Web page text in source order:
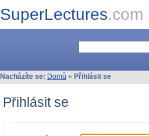
SuperLectures.com
Nacházíte se: Domů » Přihlásit se
Přihlásit se